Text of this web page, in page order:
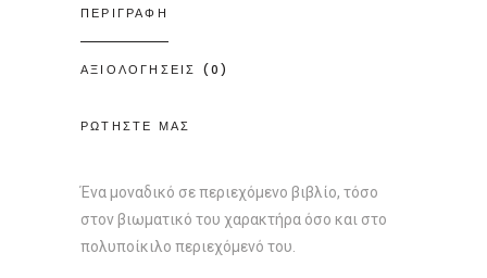
ΠΕΡΙΓΡΑΦΗ
ΑΞΙΟΛΟΓΗΣΕΙΣ (0)
ΡΩΤΗΣΤΕ ΜΑΣ
Ένα μοναδικό σε περιεχόμενο βιβλίο, τόσο
στον βιωματικό του χαρακτήρα όσο και στο
πολυποίκιλο περιεχόμενό του.